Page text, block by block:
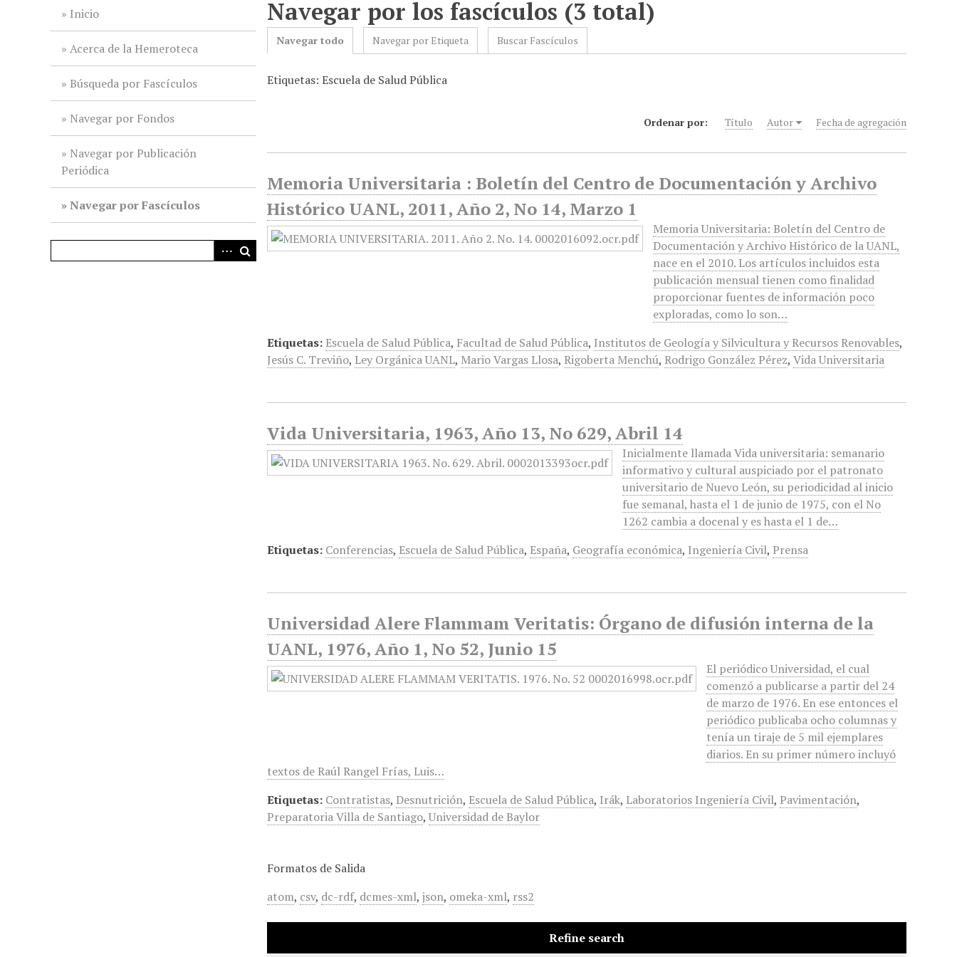
Inicio
Acerca de la Hemeroteca
Búsqueda por Fascículos
Navegar por Fondos
Navegar por Publicación
Periódica
Navegar por Fascículos
Navegar por los fascículos (3 total)
Navegar todo Navegar por Etiqueta Buscar Fascículos
Etiquetas: Escuela de Salud Pública
Ordenar por: Título Autor Fecha de agregación
Memoria Universitaria : Boletín del Centro de Documentación y Archivo
Histórico UANL, 2011, Año 2, No 14, Marzo 1
Memoria Universitaria: Boletín del Centro de
Documentación y Archivo Histórico de la UANL,
nace en el 2010. Los artículos incluidos esta
publicación mensual tienen como finalidad
proporcionar fuentes de información poco
exploradas, como lo son…
Etiquetas: Escuela de Salud Pública, Facultad de Salud Pública, Institutos de Geología y Silvicultura y Recursos Renovables,
Jesús C. Treviño, Ley Orgánica UANL, Mario Vargas Llosa, Rigoberta Menchú, Rodrigo González Pérez,Vida Universitaria
Vida Universitaria, 1963, Año 13, No 629, Abril 14
Inicialmente llamada Vida universitaria: semanario
informativo y cultural auspiciado por el patronato
universitario de Nuevo León, su periodicidad al inicio
fue semanal, hasta el 1 de junio de 1975, con el No
1262 cambia a docenal y es hasta el 1 de…
Etiquetas: Conferencias, Escuela de Salud Pública, España, Geografía económica, Ingeniería Civil, Prensa
Universidad Alere Flammam Veritatis: Órgano de difusión interna de la
UANL, 1976, Año 1, No 52, Junio 15
El periódico Universidad, el cual
comenzó a publicarse a partir del 24
de marzo de 1976. En ese entonces el
periódico publicaba ocho columnas y
tenía un tiraje de 5 mil ejemplares
diarios. En su primer número incluyó
textos de Raúl Rangel Frías, Luis…
Etiquetas: Contratistas, Desnutrición, Escuela de Salud Pública, Irák, Laboratorios Ingeniería Civil, Pavimentación,
Preparatoria Villa de Santiago,Universidad de Baylor
Formatos de Salida
atom, csv, dc-rdf, dcmes-xml,json, omeka-xml, rss2
Refine search